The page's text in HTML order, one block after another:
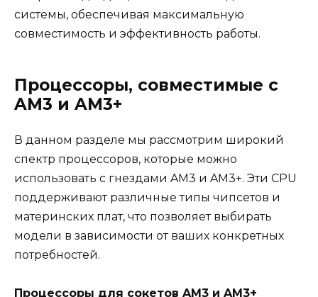
системы, обеспечивая максимальную
совместимость и эффективность работы.
Процессоры, совместимые с
AM3 и AM3+
В данном разделе мы рассмотрим широкий
спектр процессоров, которые можно
использовать с гнездами AM3 и AM3+. Эти CPU
поддерживают различные типы чипсетов и
материнских плат, что позволяет выбирать
модели в зависимости от ваших конкретных
потребностей.
Процессоры для сокетов AM3 и AM3+